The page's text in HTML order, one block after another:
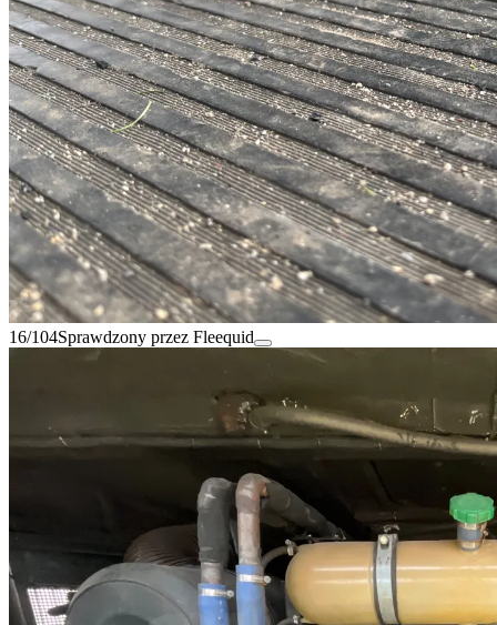
16/104Sprawdzony przez Fleequid